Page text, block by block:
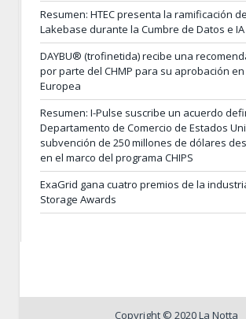
Resumen: HTEC presenta la ramificación
Lakebase durante la Cumbre de Datos e
DAYBU® (trofinetida) recibe una
por parte del CHMP para su aprobación
Europea
Resumen: I-Pulse suscribe un acuerdo
Departamento de Comercio de Estados
subvención de 250 millones de dólares
en el marco del programa CHIPS
ExaGrid gana cuatro premios de la
Storage Awards
Copyright © 2020 La Notta